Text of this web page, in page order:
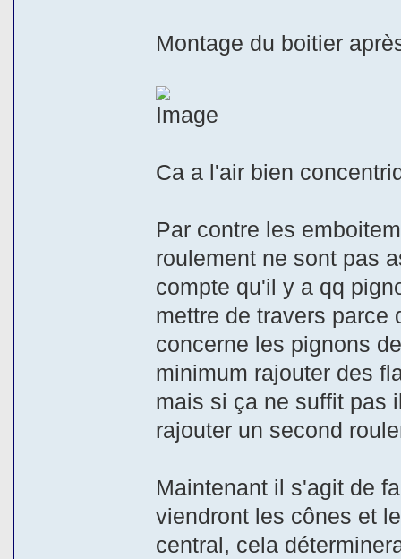
Montage du boitier
Ca a l'air bien
Par contre les
roulement ne sont pas
compte qu'il y a qq
mettre de travers parce
concerne les pignons
minimum rajouter des
mais si ça ne suffit pas
rajouter un second
Maintenant il s'agit de
viendront les cônes et
central, cela